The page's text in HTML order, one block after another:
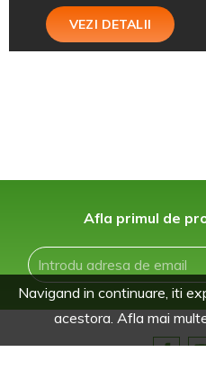
VEZI DETALII
Afla primul de
Navigand in continuare, iti
acestora. Afla mai